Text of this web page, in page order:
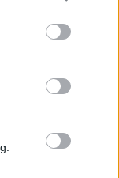
et données falsifiées
après 1980 : le